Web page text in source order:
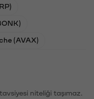
(AVAX)
niteliği taşımaz.